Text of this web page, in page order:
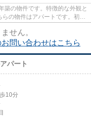
築の物件です。特徴的な外観と
の物件はアパートです。初期
せん。
問い合わせはこちら
パート
10分